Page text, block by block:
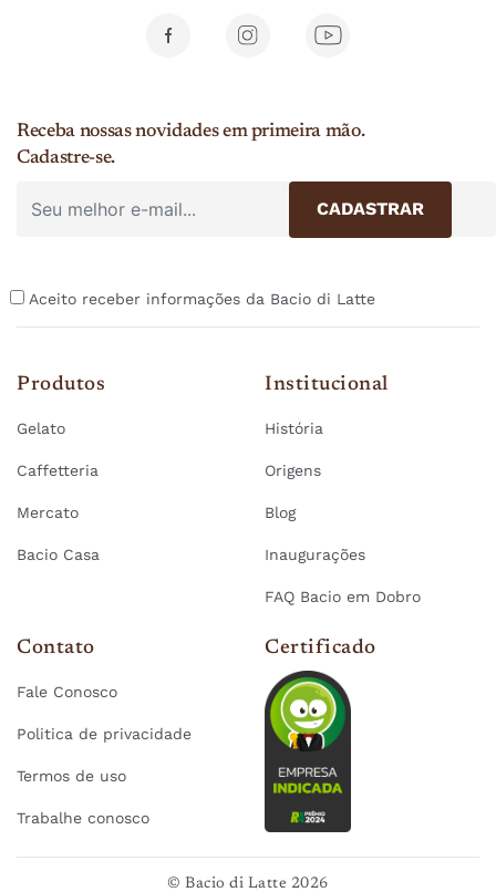
Receba nossas novidades em primeira mão.
Cadastre-se.
Aceito receber informações da Bacio di Latte
Produtos
Gelato
Caffetteria
Mercato
Bacio Casa
Institucional
História
Origens
Blog
Inaugurações
FAQ Bacio em Dobro
Contato
Fale Conosco
Politica de privacidade
Termos de uso
Trabalhe conosco
Certificado
© Bacio di Latte 2026